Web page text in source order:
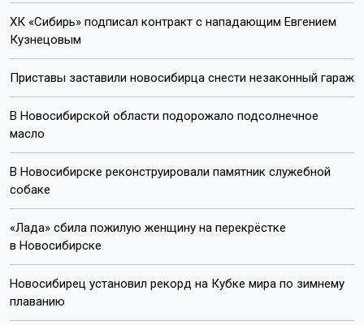
ХК «Сибирь» подписал контракт с нападающим Евгением
Кузнецовым
Приставы заставили новосибирца снести незаконный гараж
В Новосибирской области подорожало подсолнечное
масло
В Новосибирске реконструировали памятник служебной
собаке
«Лада» сбила пожилую женщину на перекрёстке
в Новосибирске
Новосибирец установил рекорд на Кубке мира по зимнему
плаванию